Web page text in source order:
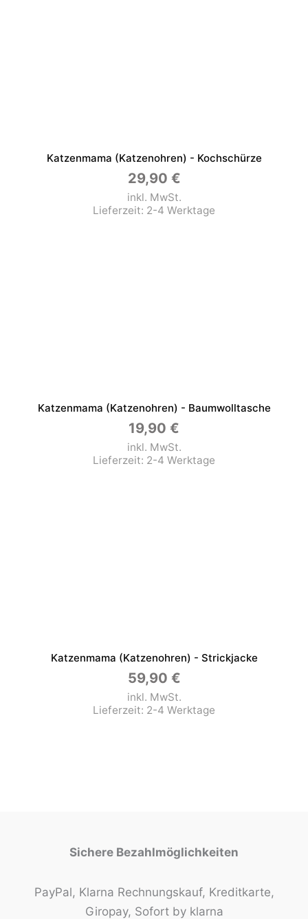
Katzenmama (Katzenohren) - Kochschürze
29,90 €
inkl. MwSt.
Lieferzeit: 2-4 Werktage
Katzenmama (Katzenohren) - Baumwolltasche
19,90 €
inkl. MwSt.
Lieferzeit: 2-4 Werktage
Katzenmama (Katzenohren) - Strickjacke
59,90 €
inkl. MwSt.
Lieferzeit: 2-4 Werktage
Sichere Bezahlmöglichkeiten
PayPal, Klarna Rechnungskauf, Kreditkarte,
Giropay, Sofort by klarna